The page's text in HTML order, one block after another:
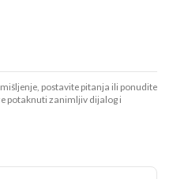
postavite pitanja ili ponudite
potaknuti zanimljiv dijalog i